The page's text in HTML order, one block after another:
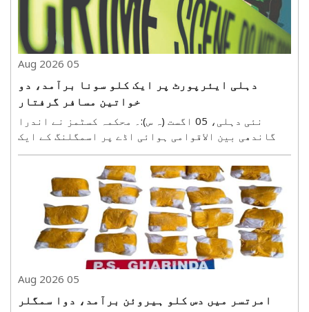
05 Aug 2026
دہلی ایئرپورٹ پر ایک کلو سونا برآمد، دو
خواتین مسافر گرفتار
نئی دہلی، 05 اگست (ہ س):۔ محکمہ کسٹمز نے اندرا
گاندھی بین الاقوامی ہوائی اڈے پر اسمگلنگ کے ایک
معاملے کا پردہ فاش کرتے ہوئے دو خواتین مسافروں کو
گرفتار کیا ہے۔ ان کے قبضے سے تقریباً ایک کلو گرام
سونا برآمد کیا گیا۔ محکمہ نے بدھ کے روز جاری
05 Aug 2026
امرتسر میں دس کلو ہیروئن برآمد، دوا سمگلر